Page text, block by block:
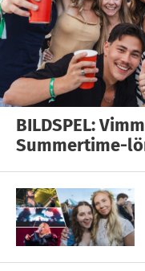
BILDSPEL:
Summertime-